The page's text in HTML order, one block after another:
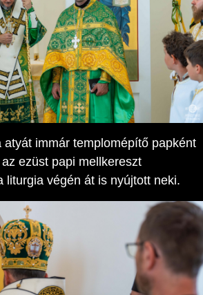
atyát immár templomépítő papként
ezüst papi mellkereszt
liturgia végén át is nyújtott neki.